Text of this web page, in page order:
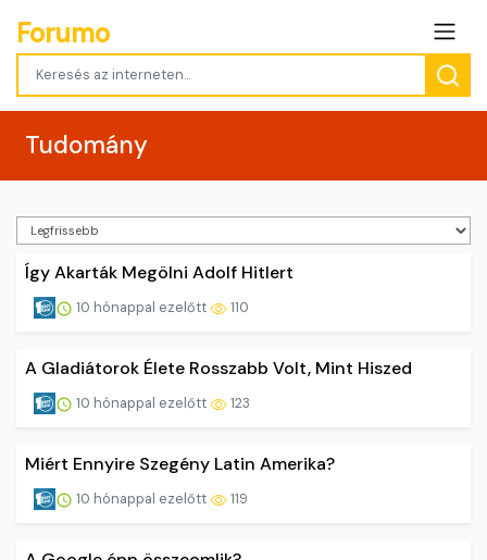
Forumo
Tudomány
Így Akarták Megölni Adolf Hitlert
10 hónappal ezelőtt 110
A Gladiátorok Élete Rosszabb Volt, Mint Hiszed
10 hónappal ezelőtt 123
Miért Ennyire Szegény Latin Amerika?
10 hónappal ezelőtt 119